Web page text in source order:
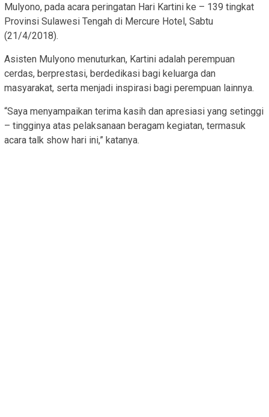
Mulyono, pada acara peringatan Hari Kartini ke – 139 tingkat
Provinsi Sulawesi Tengah di Mercure Hotel, Sabtu
(21/4/2018).
Asisten Mulyono menuturkan, Kartini adalah perempuan
cerdas, berprestasi, berdedikasi bagi keluarga dan
masyarakat, serta menjadi inspirasi bagi perempuan lainnya.
“Saya menyampaikan terima kasih dan apresiasi yang setinggi
– tingginya atas pelaksanaan beragam kegiatan, termasuk
acara talk show hari ini,” katanya.